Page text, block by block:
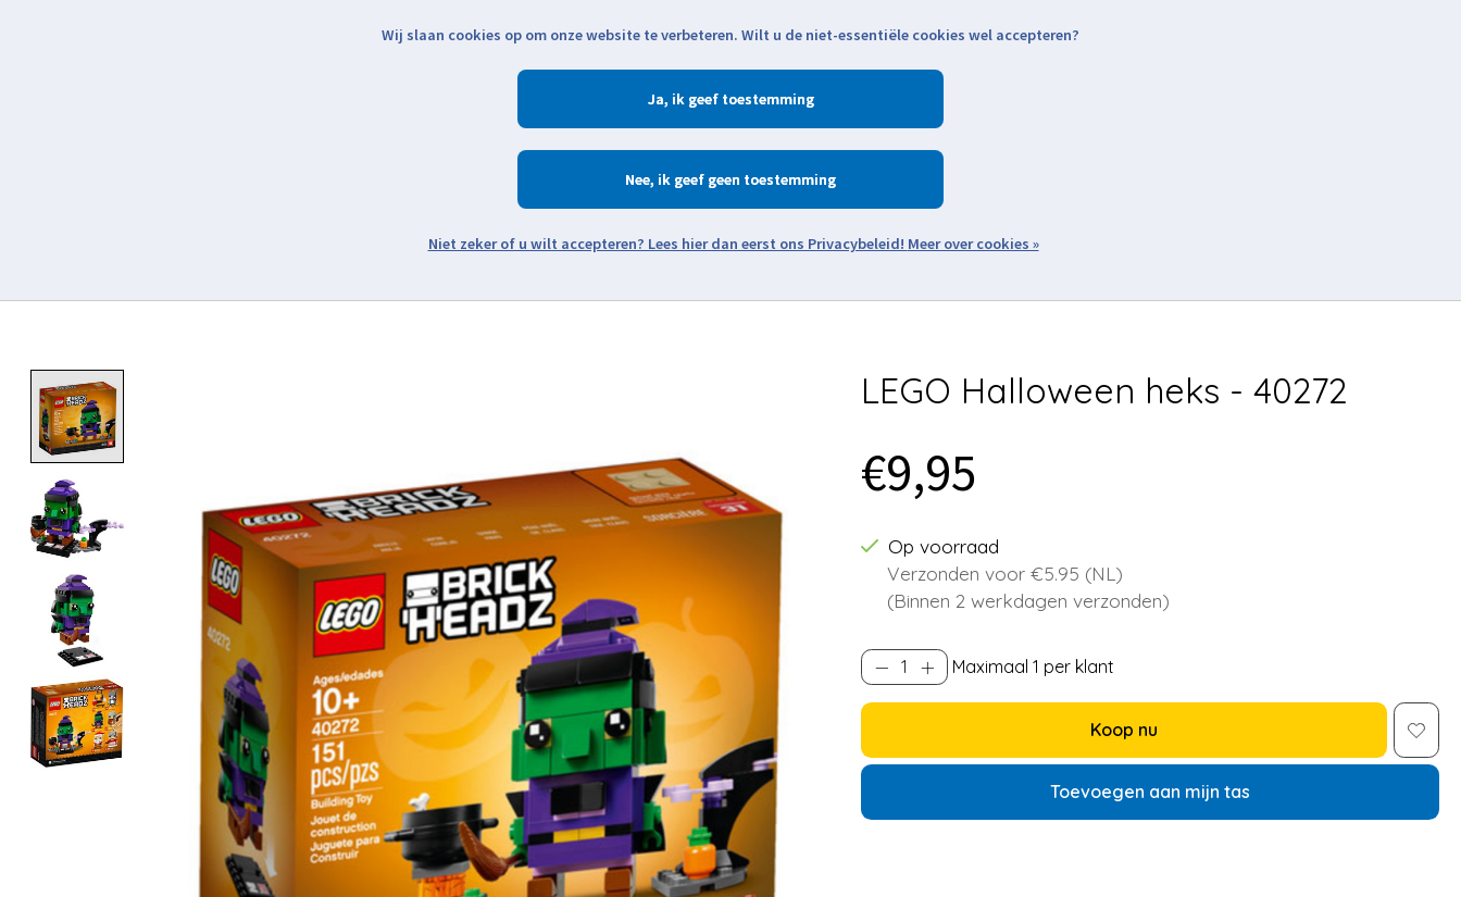
Zoeken
LEGO Halloween heks - 40272
€9,95
Op voorraad
Verzonden voor €5.95 (NL)
(Binnen 2 werkdagen verzonden)
Maximaal 1 per klant
Koop nu
Toevoegen aan mijn tas
Wij slaan cookies op om onze website te verbeteren. Wilt u de niet-essentiële cookies wel accepteren?
Ja
Nee
Meer over cookies »